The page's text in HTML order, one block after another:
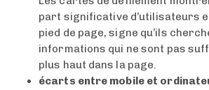
part significative d’utilisateurs
pied de page, signe qu’ils
informations qui ne sont pas
plus haut dans la page.
écarts entre mobile et